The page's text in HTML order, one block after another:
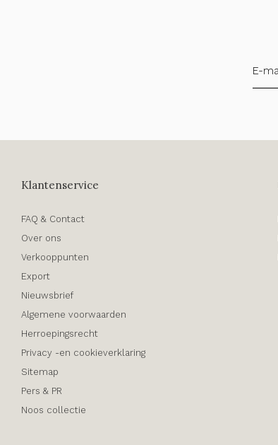
Klantenservice
FAQ & Contact
Over ons
Verkooppunten
Export
Nieuwsbrief
Algemene voorwaarden
Herroepingsrecht
Privacy -en cookieverklaring
Sitemap
Pers & PR
Noos collectie